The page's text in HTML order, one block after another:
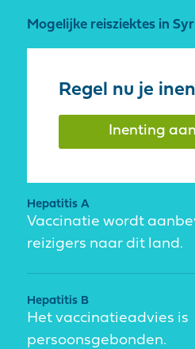
Mogelijke reisziektes in
Regel nu je
Inenting
Hepatitis A
Vaccinatie wordt
reizigers naar dit land.
Hepatitis B
Het vaccinatieadvies is
persoonsgebonden.